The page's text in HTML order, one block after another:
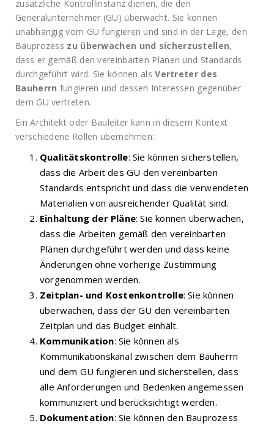
zusätzliche Kontrollinstanz dienen, die den
Generalunternehmer (GU) überwacht. Sie können
unabhängig vom GU fungieren und sind in der Lage, den
Bauprozess zu überwachen und sicherzustellen,
dass er gemäß den vereinbarten Plänen und Standards
durchgeführt wird. Sie können alsVertreter des
Bauherrn fungieren und dessen Interessen gegenüber
dem GU vertreten.
Ein Architekt oder Bauleiter kann in diesem Kontext
verschiedene Rollen übernehmen:
Qualitätskontrolle: Sie können sicherstellen,
dass die Arbeit des GU den vereinbarten
Standards entspricht und dass die verwendeten
Materialien von ausreichender Qualität sind.
Einhaltung der Pläne: Sie können überwachen,
dass die Arbeiten gemäß den vereinbarten
Plänen durchgeführt werden und dass keine
Änderungen ohne vorherige Zustimmung
vorgenommen werden.
Zeitplan- und Kostenkontrolle: Sie können
überwachen, dass der GU den vereinbarten
Zeitplan und das Budget einhält.
Kommunikation: Sie können als
Kommunikationskanal zwischen dem Bauherrn
und dem GU fungieren und sicherstellen, dass
alle Anforderungen und Bedenken angemessen
kommuniziert und berücksichtigt werden.
Dokumentation: Sie können den Bauprozess